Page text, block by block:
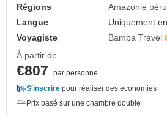
Régions
Amazonie
Langue
Uniquement
Voyagiste
Bamba Travel
À partir de
€807
par personne
S'inscrire pour réaliser des économies
Prix basé sur une chambre double